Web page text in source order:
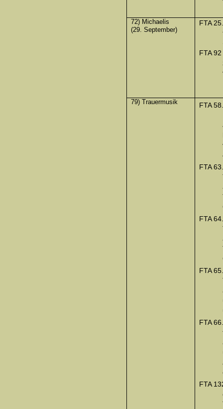
72) Michaelis
(29. September)
FTA 25.
FTA 92
79) Trauermusik
FTA 58.
FTA 63.
FTA 64.
FTA 65.
FTA 66.
FTA